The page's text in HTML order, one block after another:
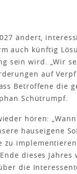
ändert,
auch künftig
sein wird. „Wir
auf
Betroffene die
Schütrumpf.
hören:
hauseigene
dieses
die